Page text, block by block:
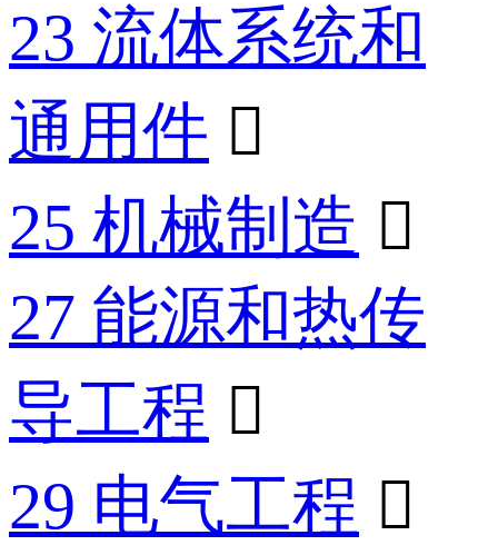
23 流体系统和
通用件 
25 机械制造 
27 能源和热传
导工程 
29 电气工程 